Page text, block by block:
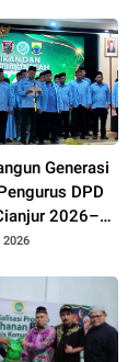
Generasi
DPD
2026–
Dilantik di
2026